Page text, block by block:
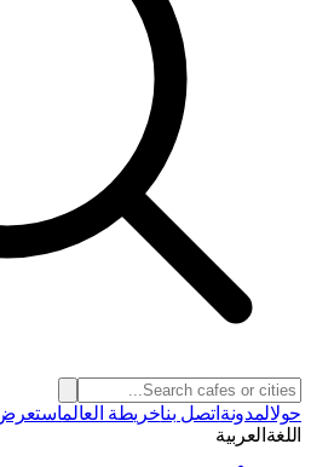
حولالمدونة اتصل بناخريطة العالم
اللغة العربية